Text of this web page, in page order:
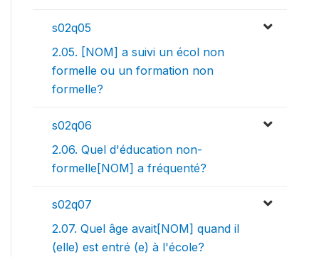
s02q05
2.05. [NOM] a suivi un écol non
formelle ou un formation non
formelle?
s02q06
2.06. Quel d'éducation non-
formelle[NOM] a fréquenté?
s02q07
2.07. Quel âge avait[NOM] quand il
(elle) est entré (e) à l'école?